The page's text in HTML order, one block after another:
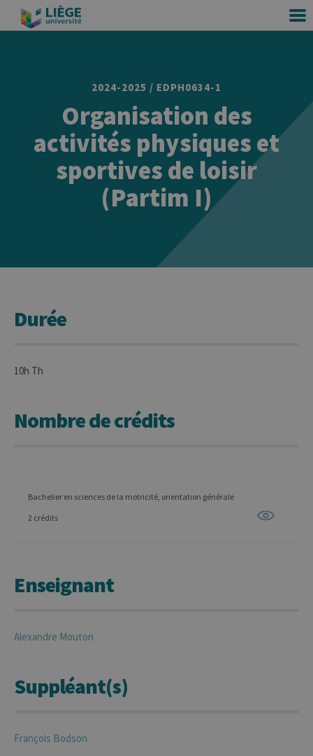
2024-2025 / EDPH0634-1
Organisation des
activités physiques et
sportives de loisir
(Partim I)
Durée
10h Th
Nombre de crédits
Bachelier en sciences de la motricité, orientation générale
2 crédits
Enseignant
Alexandre Mouton
Suppléant(s)
François Bodson